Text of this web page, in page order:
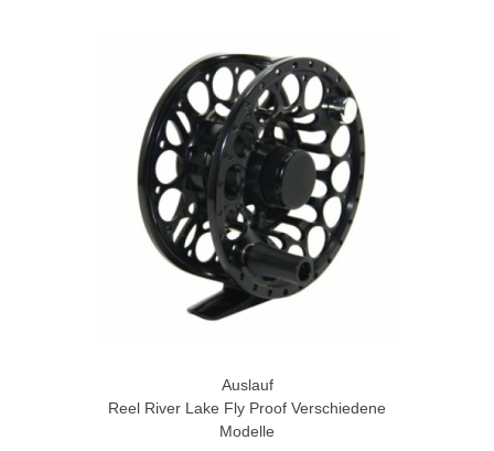
Auslauf
Reel River Lake Fly Proof Verschiedene
Modelle